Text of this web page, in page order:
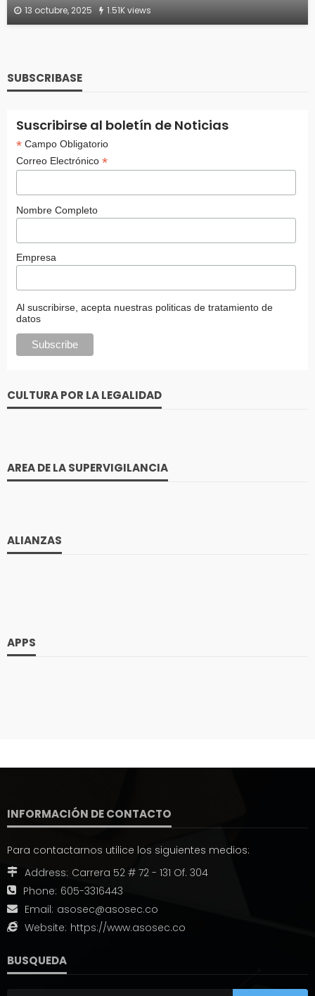
13 octubre, 2025 1.51K views
SUBSCRIBASE
Suscribirse al boletín de Noticias
*Campo Obligatorio
Correo Electrónico *
Nombre Completo
Empresa
Al suscribirse, acepta nuestras politicas de tratamiento de
datos
CULTURA POR LA LEGALIDAD
AREA DE LA SUPERVIGILANCIA
ALIANZAS
APPS
INFORMACIÓN DE CONTACTO
Para contactarnos utilice los siguientes medios:
Address: Carrera 52 # 72 - 131 Of. 304
Phone: 605-3316443
Email: asosec@asosec.co
Website: https://www.asosec.co
BUSQUEDA